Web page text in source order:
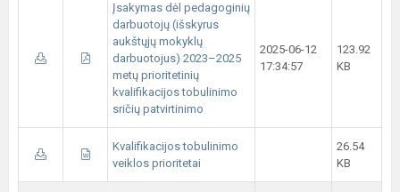
Įsakymas dėl pedagoginių
darbuotojų (išskyrus
aukštųjų mokyklų
darbuotojus) 2023–2025
metų prioritetinių
kvalifikacijos tobulinimo
sričių patvirtinimo
2025-06-12
17:34:57
123.92
KB
Kvalifikacijos tobulinimo
veiklos prioritetai
26.54
KB